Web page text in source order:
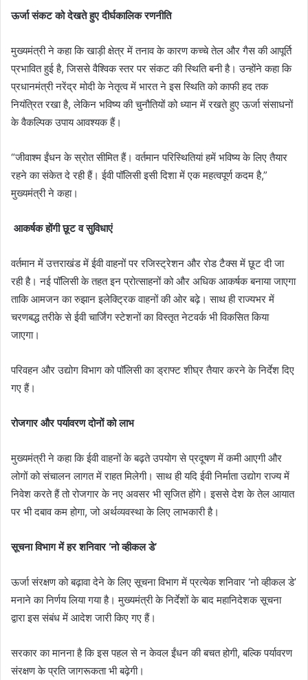
ऊर्जा संकट को देखते हुए दीर्घकालिक रणनीति
मुख्यमंत्री ने कहा कि खाड़ी क्षेत्र में तनाव के कारण कच्चे तेल और गैस की आपूर्ति
प्रभावित हुई है, जिससे वैश्विक स्तर पर संकट की स्थिति बनी है। उन्होंने कहा कि
प्रधानमंत्री नरेंद्र मोदी के नेतृत्व में भारत ने इस स्थिति को काफी हद तक
नियंत्रित रखा है, लेकिन भविष्य की चुनौतियों को ध्यान में रखते हुए ऊर्जा संसाधनों
के वैकल्पिक उपाय आवश्यक हैं।
“जीवाश्म ईंधन के स्रोत सीमित हैं। वर्तमान परिस्थितियां हमें भविष्य के लिए तैयार
रहने का संकेत दे रही हैं। ईवी पॉलिसी इसी दिशा में एक महत्वपूर्ण कदम है,”
मुख्यमंत्री ने कहा।
आकर्षक होंगी छूट व सुविधाएं
वर्तमान में उत्तराखंड में ईवी वाहनों पर रजिस्ट्रेशन और रोड टैक्स में छूट दी जा
रही है। नई पॉलिसी के तहत इन प्रोत्साहनों को और अधिक आकर्षक बनाया जाएगा
ताकि आमजन का रुझान इलेक्ट्रिक वाहनों की ओर बढ़े। साथ ही राज्यभर में
चरणबद्ध तरीके से ईवी चार्जिंग स्टेशनों का विस्तृत नेटवर्क भी विकसित किया
जाएगा।
परिवहन और उद्योग विभाग को पॉलिसी का ड्राफ्ट शीघ्र तैयार करने के निर्देश दिए
गए हैं।
रोजगार और पर्यावरण दोनों को लाभ
मुख्यमंत्री ने कहा कि ईवी वाहनों के बढ़ते उपयोग से प्रदूषण में कमी आएगी और
लोगों को संचालन लागत में राहत मिलेगी। साथ ही यदि ईवी निर्माता उद्योग राज्य में
निवेश करते हैं तो रोजगार के नए अवसर भी सृजित होंगे। इससे देश के तेल आयात
पर भी दबाव कम होगा, जो अर्थव्यवस्था के लिए लाभकारी है।
सूचना विभाग में हर शनिवार ‘नो व्हीकल डे’
ऊर्जा संरक्षण को बढ़ावा देने के लिए सूचना विभाग में प्रत्येक शनिवार ‘नो व्हीकल डे’
मनाने का निर्णय लिया गया है। मुख्यमंत्री के निर्देशों के बाद महानिदेशक सूचना
द्वारा इस संबंध में आदेश जारी किए गए हैं।
सरकार का मानना है कि इस पहल से न केवल ईंधन की बचत होगी, बल्कि पर्यावरण
संरक्षण के प्रति जागरूकता भी बढ़ेगी।